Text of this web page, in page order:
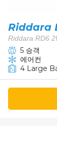
Riddara
Riddara RD6
5 승객
에어컨
4 Large